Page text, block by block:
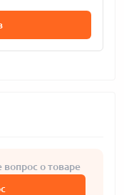
о товаре